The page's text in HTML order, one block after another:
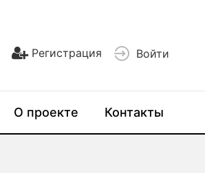
Регистрация Войти
О проекте Контакты